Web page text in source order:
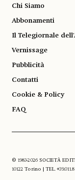
Chi Siamo
Abbonamenti
Il Telegiornale
Vernissage
Pubblicità
Contatti
Cookie & Policy
FAQ
© 1983-2026 SOCIETÀ
10122 Torino | TEL.